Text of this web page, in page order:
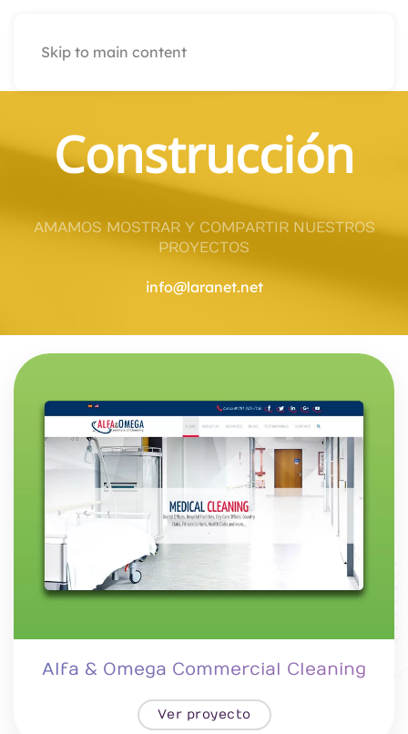
Skip to main content
Construcción
AMAMOS MOSTRAR Y COMPARTIR NUESTROS
PROYECTOS
info@laranet.net
Alfa & Omega Commercial Cleaning
Ver proyecto